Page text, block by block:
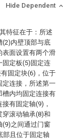
Hide Dependent
特征在于：所述
(2)内壁顶部与底
表面设置有两个滑
固定板(5)固定连
固定块(6)，位于
连接，所述第一
槽内均固定连接有
有固定轴(9)，
穿滚动轴承(8)和
(9)之间通过门窗
部且位于固定轴